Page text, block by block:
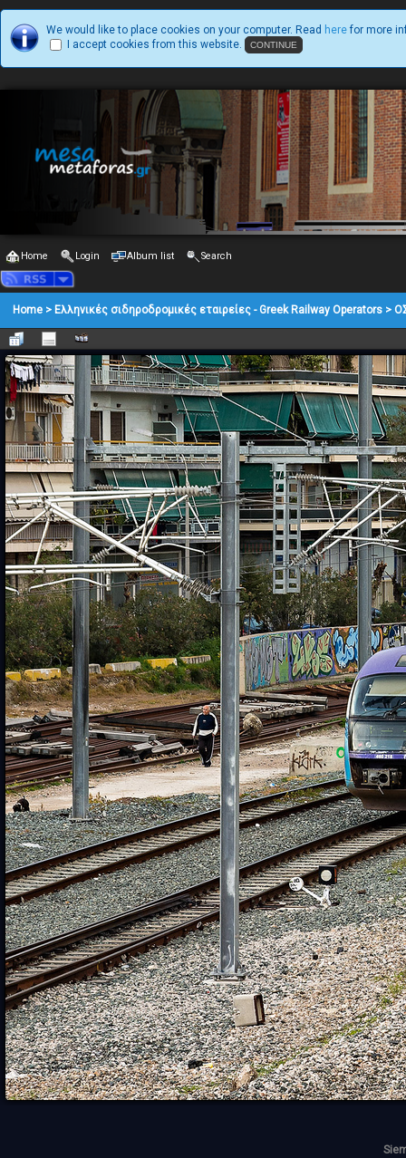
We would like to place cookies on your computer. Read here for more
I accept cookies from this website.
Home Login Album list Search
Home > Ελληνικές σιδηροδρομικές εταιρείες - Greek Railway Operators >